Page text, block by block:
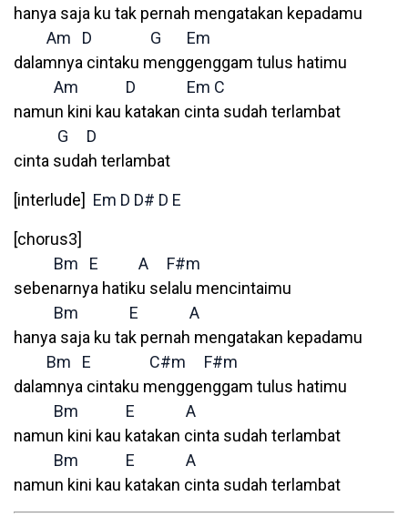
hanya saja ku tak pernah mengatakan kepadamu
Am
D G
Em
dalamnya cintaku menggenggam tulus hatimu
Am
D Em C
namun kini kau katakan cinta sudah terlambat
G
D
cinta sudah terlambat
[interlude] Em D D# D E
[chorus3]
Bm
E A
F#m
sebenarnya hatiku selalu mencintaimu
Bm
E
A
hanya saja ku tak pernah mengatakan kepadamu
Bm
E C#m
F#m
dalamnya cintaku menggenggam tulus hatimu
Bm
E
A
namun kini kau katakan cinta sudah terlambat
Bm
E
A
namun kini kau katakan cinta sudah terlambat